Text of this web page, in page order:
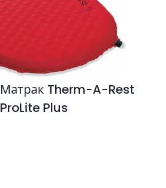
Матрак Therm-A-Rest
ProLite Plus